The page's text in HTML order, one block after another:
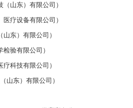
山东）有限公司）
疗设备有限公司）
东）有限公司）
验有限公司）
科技有限公司）
山东）有限公司）